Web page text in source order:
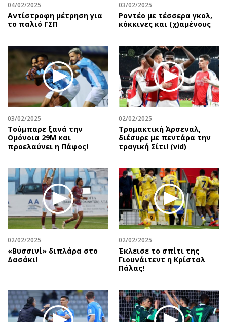
04/02/2025
Αντίστροφη μέτρηση για
το παλιό ΓΣΠ
03/02/2025
Ροντέο με τέσσερα γκολ,
κόκκινες και (χ)αμένους
03/02/2025
Τούμπαρε ξανά την
Ομόνοια 29Μ και
προελαύνει η Πάφος!
02/02/2025
Τρομακτική Άρσεναλ,
διέσυρε με πεντάρα την
τραγική Σίτι! (vid)
02/02/2025
«Βυσσινί» διπλάρα στο
Δασάκι!
02/02/2025
Έκλεισε το σπίτι της
Γιουνάιτεντ η Κρίσταλ
Πάλας!